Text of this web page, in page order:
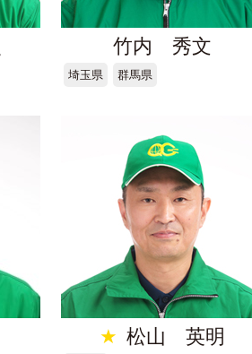
竹内 秀文
埼玉県 群馬県
★ 松山 英明